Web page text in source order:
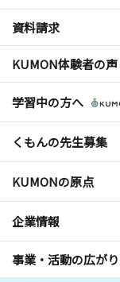
資料請求
KUMON体験者の声
学習中の方へ
くもんの先生募集
KUMONの原点
企業情報
事業・活動の広がり